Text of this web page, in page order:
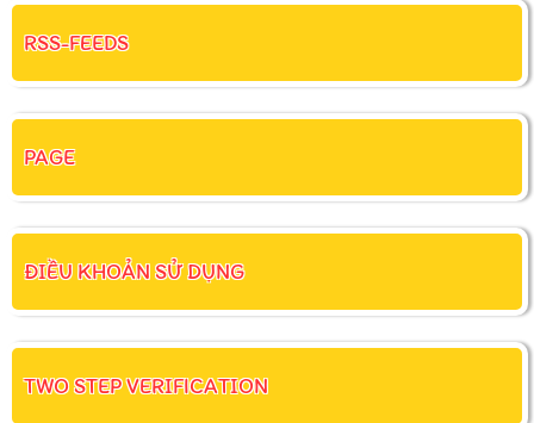
RSS-FEEDS
PAGE
ĐIỀU KHOẢN SỬ DỤNG
TWO STEP VERIFICATION